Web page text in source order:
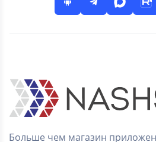
Больше чем магазин